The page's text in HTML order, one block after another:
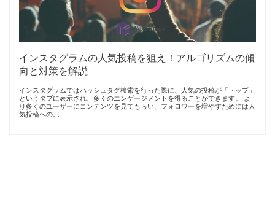
インスタグラムの人気投稿を狙え！アルゴリズムの傾
向と対策を解説
インスタグラムではハッシュタグ検索を行った際に、人気の投稿が「トップ」
というタブに表示され、多くのエンゲージメントを得ることができます。 よ
り多くのユーザーにコンテンツを見てもらい、フォロワーを増やすためには人
気投稿への…